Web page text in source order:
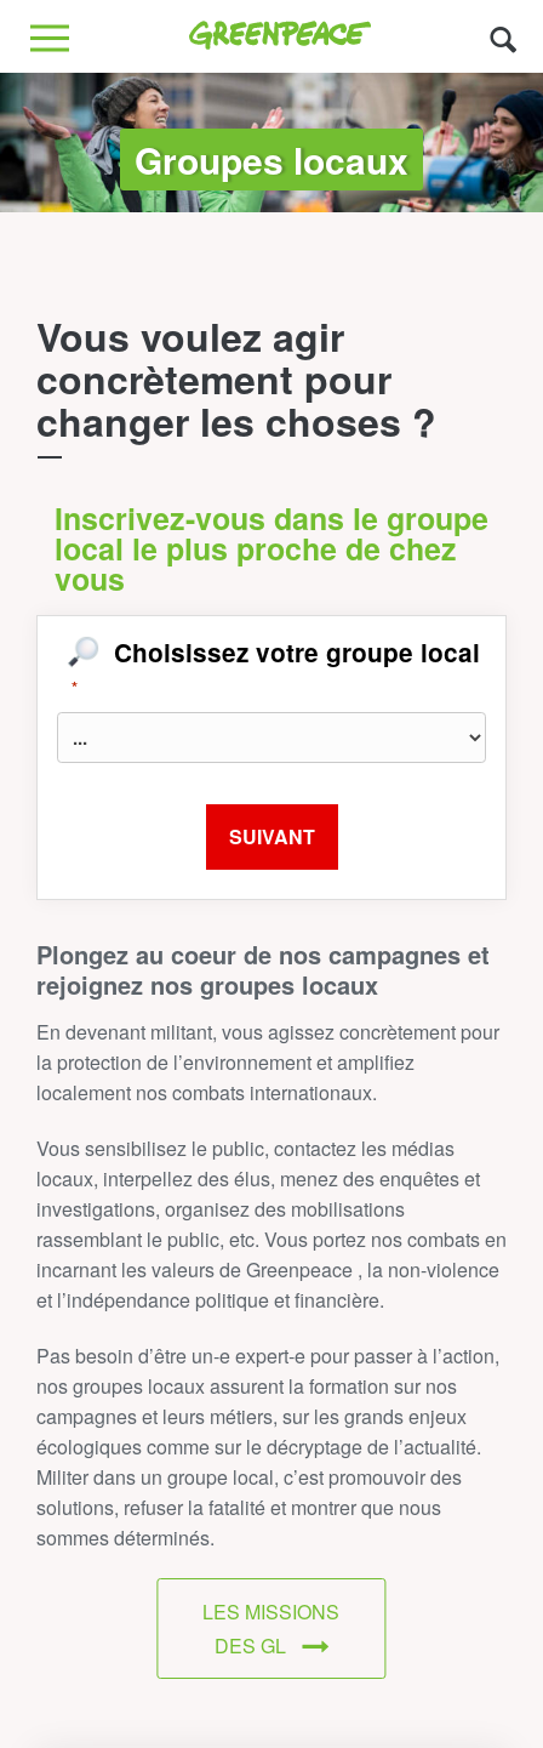
Greenpeace
MENU
Groupes locaux
Vous voulez agir
concrètement pour
changer les choses ?
Inscrivez-vous dans le groupe
local le plus proche de chez
vous
Choisissez votre groupe local
*
Plongez au coeur de nos campagnes et
rejoignez nos groupes locaux
En devenant militant, vous agissez concrètement pour
la protection de l’environnement et amplifiez
localement nos combats internationaux.
Vous sensibilisez le public, contactez les médias
locaux, interpellez des élus, menez des enquêtes et
investigations, organisez des mobilisations
rassemblant le public, etc. Vous portez nos combats en
incarnant les valeurs de Greenpeace , la non-violence
et l’indépendance politique et financière.
Pas besoin d’être un‑e expert‑e pour passer à l’action,
nos groupes locaux assurent la formation sur nos
campagnes et leurs métiers, sur les grands enjeux
écologiques comme sur le décryptage de l’actualité.
Militer dans un groupe local, c’est promouvoir des
solutions, refuser la fatalité et montrer que nous
sommes déterminés.
LES MISSIONS
DES GL